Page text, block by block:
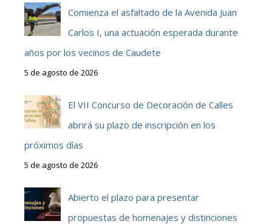
Comienza el asfaltado de la Avenida Juan
Carlos I, una actuación esperada durante
años por los vecinos de Caudete
5 de agosto de 2026
El VII Concurso de Decoración de Calles
abrirá su plazo de inscripción en los
próximos días
5 de agosto de 2026
Abierto el plazo para presentar
propuestas de homenajes y distinciones